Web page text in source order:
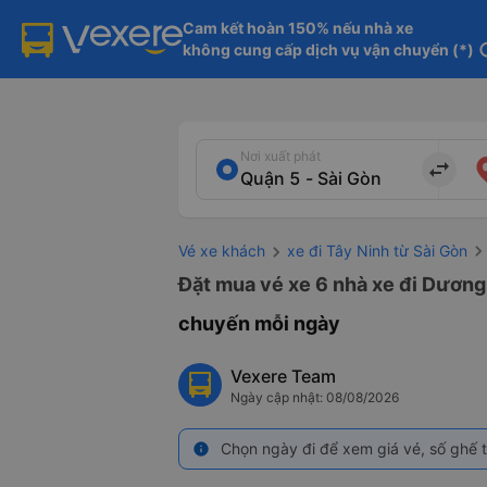
Cam kết hoàn 150% nếu nhà xe
không cung cấp dịch vụ vận chuyển (*)
Nơi xuất phát
import_export
Vé xe khách xe đi Tây Ninh từ Sài Gòn
Đặt mua vé xe 6 nhà xe đi
chuyến mỗi ngày
Vexere Team
Ngày cập nhật: 08/08/2026
info Chọn ngày đi để xem giá vé, số